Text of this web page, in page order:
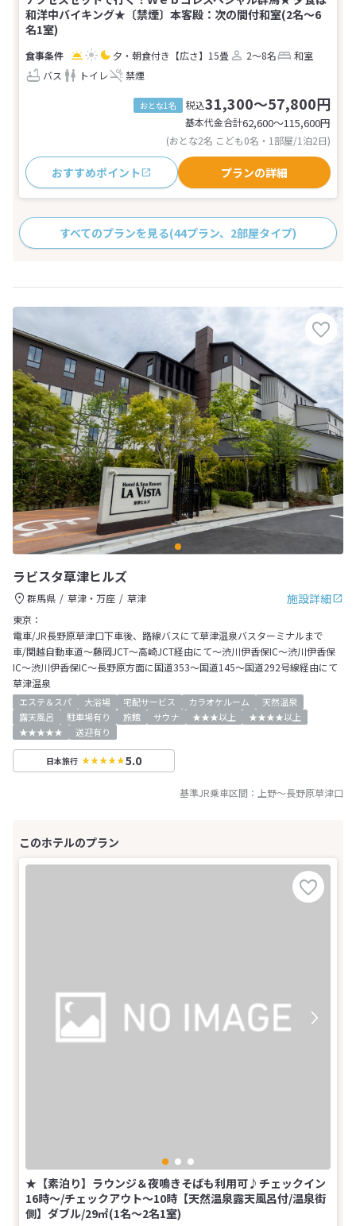
和洋中バイキング★〔禁煙〕本客殿：次の間付和室(2名～6
名1室)
夕・朝食付き 【広さ】15畳 2～8名
和室
バス
トイレ 禁煙
おとな1名 税込31,300～57,800円
基本代金合計62,600〜115,600円
(おとな2名 こども0名・1部屋/1泊2日)
おすすめポイント プランの詳細
すべてのプランを見る(44プラン、2部屋タイプ)
ラビスタ草津ヒルズ
施設詳細
群馬県 草津・万座
草津
東京：
電車/JR長野原草津口下車後、路線バスにて草津温泉バスターミナルまで
車/関越自動車道～藤岡JCT～高崎JCT経由にて～渋川伊香保IC～渋川伊香保
IC～渋川伊香保IC～長野原方面に国道353～国道145～国道292号線経由にて
草津温泉
エステ＆スパ 大浴場 宅配サービス カラオケルーム
天然温泉
露天風呂
駐車場有り 旅館 サウナ ★★★以上
★★★★以上
★★★★★
送迎有り
日本旅行 5.0
基準JR乗車区間： 上野～長野原草津口
★【素泊り】ラウンジ＆夜鳴きそばも利用可♪チェックイン
16時～/チェックアウト～10時【天然温泉露天風呂付/温泉街
側】ダブル/29㎡(1名～2名1室)